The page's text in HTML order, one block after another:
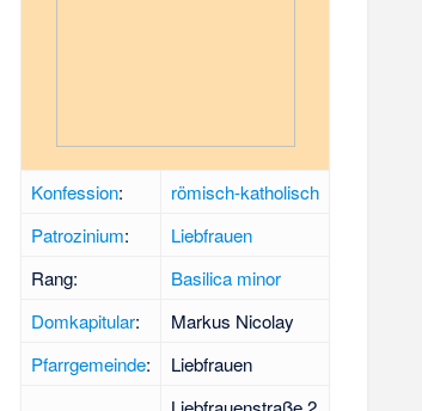
Konfession:
römisch-katholisch
Patrozinium:
Liebfrauen
Rang:
Basilica minor
Domkapitular:
Markus Nicolay
Pfarrgemeinde: Liebfrauen